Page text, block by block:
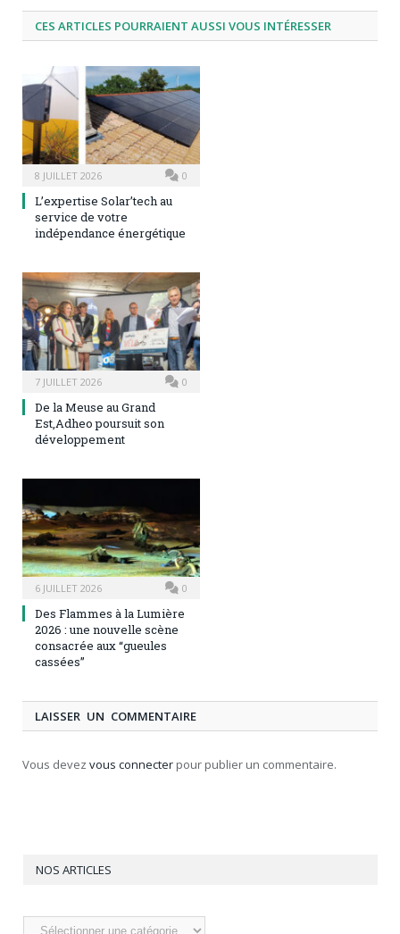
CES ARTICLES POURRAIENT AUSSI VOUS INTÉRESSER
8 JUILLET 2026 0
L’expertise Solar’tech au
service de votre
indépendance énergétique
7 JUILLET 2026 0
De la Meuse au Grand
Est,Adheo poursuit son
développement
6 JUILLET 2026 0
Des Flammes à la Lumière
2026 : une nouvelle scène
consacrée aux “gueules
cassées”
LAISSER UN COMMENTAIRE
Vous devez vous connecter pour publier un commentaire.
NOS ARTICLES
Nos